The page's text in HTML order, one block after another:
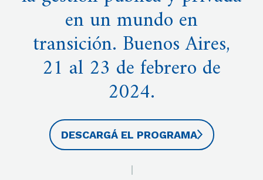
en un mundo en
transición. Buenos Aires,
21 al 23 de febrero de
2024.
DESCARGÁ EL PROGRAMA